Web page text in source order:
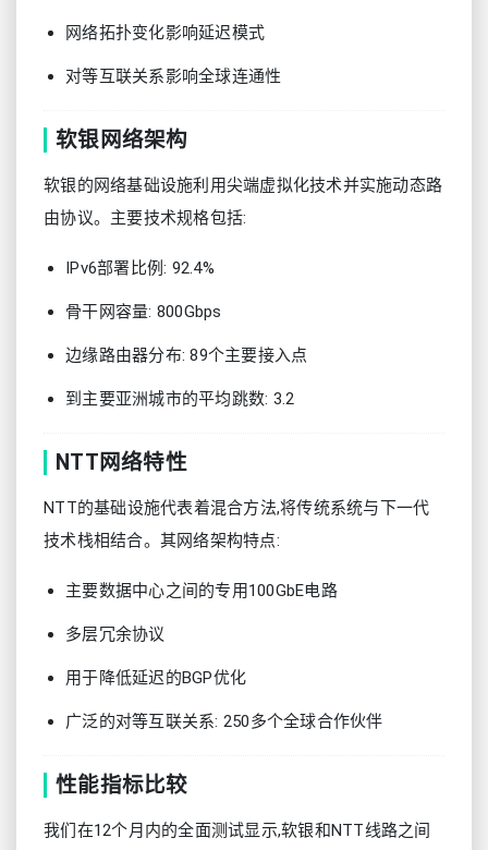
网络拓扑变化影响延迟模式
对等互联关系影响全球连通性
软银网络架构
软银的网络基础设施利用尖端虚拟化技术并实施动态路
由协议。主要技术规格包括:
IPv6部署比例: 92.4%
骨干网容量: 800Gbps
边缘路由器分布: 89个主要接入点
到主要亚洲城市的平均跳数: 3.2
NTT网络特性
NTT的基础设施代表着混合方法,将传统系统与下一代
技术栈相结合。其网络架构特点:
主要数据中心之间的专用100GbE电路
多层冗余协议
用于降低延迟的BGP优化
广泛的对等互联关系: 250多个全球合作伙伴
性能指标比较
我们在12个月内的全面测试显示,软银和NTT线路之间